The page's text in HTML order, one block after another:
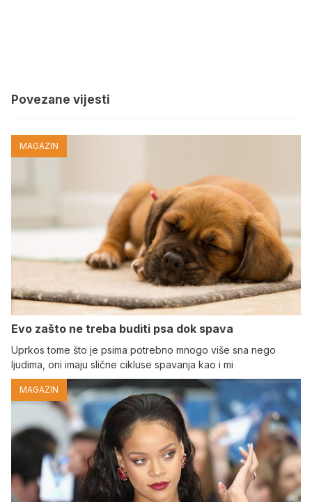
Povezane vijesti
MAGAZIN
Evo zašto ne treba buditi psa dok spava
Uprkos tome što je psima potrebno mnogo više sna nego
ljudima, oni imaju slične cikluse spavanja kao i mi
MAGAZIN